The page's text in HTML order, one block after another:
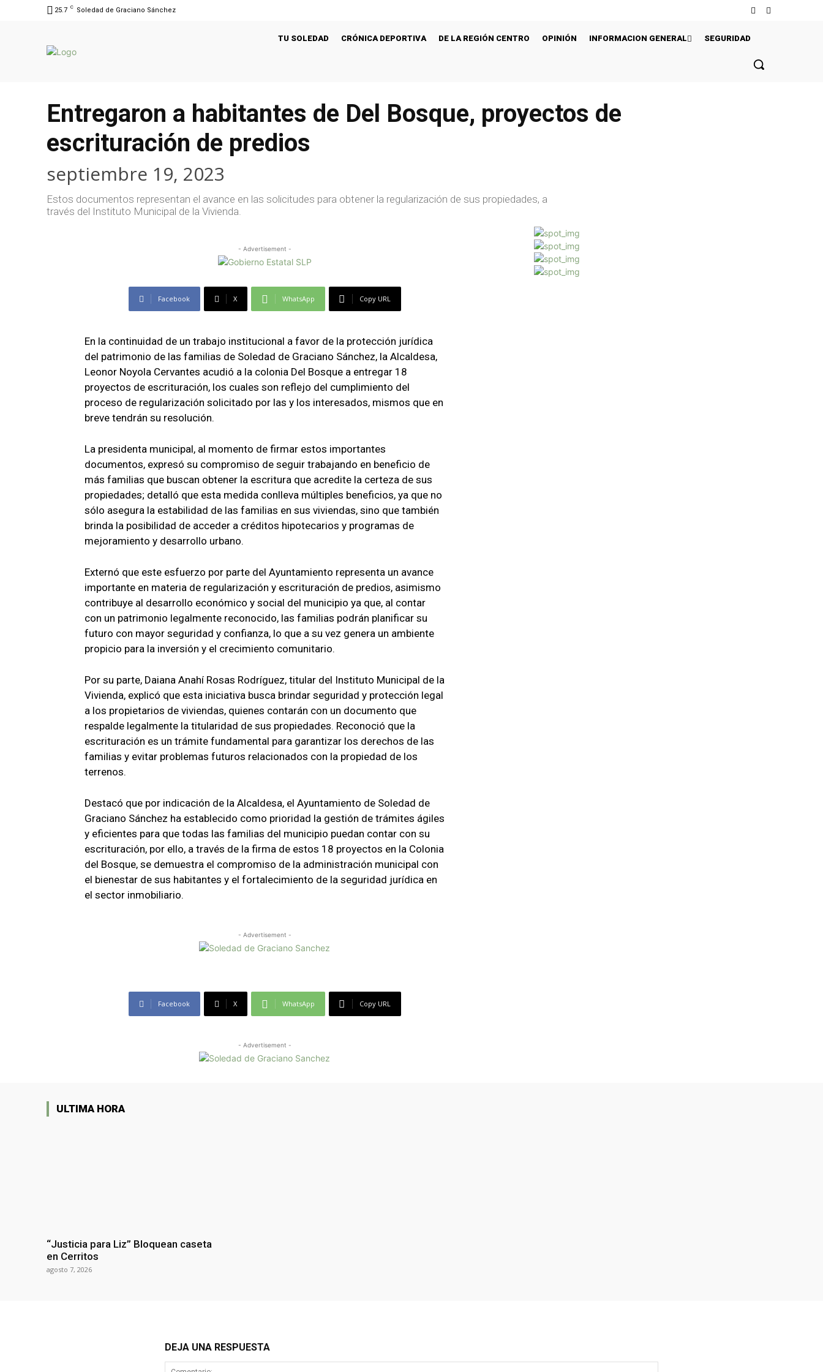
25.7 C Soledad de Graciano Sánchez
TU SOLEDAD CRÓNICA DEPORTIVA DE LA REGIÓN CENTRO OPINIÓN INFORMACION GENERAL SEGURIDAD
Entregaron a habitantes de Del Bosque, proyectos de
escrituración de predios
septiembre 19, 2023
Estos documentos representan el avance en las solicitudes para obtener la regularización de sus propiedades, a
través del Instituto Municipal de la Vivienda.
- Advertisement -
Facebook X WhatsApp Copy URL
En la continuidad de un trabajo institucional a favor de la protección jurídica
del patrimonio de las familias de Soledad de Graciano Sánchez, la Alcaldesa,
Leonor Noyola Cervantes acudió a la colonia Del Bosque a entregar 18
proyectos de escrituración, los cuales son reflejo del cumplimiento del
proceso de regularización solicitado por las y los interesados, mismos que en
breve tendrán su resolución.
La presidenta municipal, al momento de firmar estos importantes
documentos, expresó su compromiso de seguir trabajando en beneficio de
más familias que buscan obtener la escritura que acredite la certeza de sus
propiedades; detalló que esta medida conlleva múltiples beneficios, ya que no
sólo asegura la estabilidad de las familias en sus viviendas, sino que también
brinda la posibilidad de acceder a créditos hipotecarios y programas de
mejoramiento y desarrollo urbano.
Externó que este esfuerzo por parte del Ayuntamiento representa un avance
importante en materia de regularización y escrituración de predios, asimismo
contribuye al desarrollo económico y social del municipio ya que, al contar
con un patrimonio legalmente reconocido, las familias podrán planificar su
futuro con mayor seguridad y confianza, lo que a su vez genera un ambiente
propicio para la inversión y el crecimiento comunitario.
Por su parte, Daiana Anahí Rosas Rodríguez, titular del Instituto Municipal de la
Vivienda, explicó que esta iniciativa busca brindar seguridad y protección legal
a los propietarios de viviendas, quienes contarán con un documento que
respalde legalmente la titularidad de sus propiedades. Reconoció que la
escrituración es un trámite fundamental para garantizar los derechos de las
familias y evitar problemas futuros relacionados con la propiedad de los
terrenos.
Destacó que por indicación de la Alcaldesa, el Ayuntamiento de Soledad de
Graciano Sánchez ha establecido como prioridad la gestión de trámites ágiles
y eficientes para que todas las familias del municipio puedan contar con su
escrituración, por ello, a través de la firma de estos 18 proyectos en la Colonia
del Bosque, se demuestra el compromiso de la administración municipal con
el bienestar de sus habitantes y el fortalecimiento de la seguridad jurídica en
el sector inmobiliario.
- Advertisement -
Facebook X WhatsApp Copy URL
- Advertisement -
ULTIMA HORA
“Justicia para Liz” Bloquean caseta
en Cerritos
agosto 7, 2026
DEJA UNA RESPUESTA